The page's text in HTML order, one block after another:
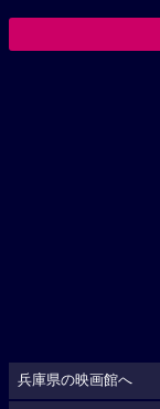
兵庫県の映画館へ